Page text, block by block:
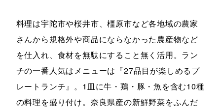
料理は宇陀市や桜井市、橿原市など各地域の農家
さんから規格外や商品にならなかった農産物など
を仕入れ、食材を無駄にすること無く活用。ラン
チの一番人気はメニューは『27品目が楽しめるプ
レートランチ』。1皿に牛・鶏・豚・魚を含む10種
の料理を盛り付け。奈良県産の新鮮野菜をふんだ